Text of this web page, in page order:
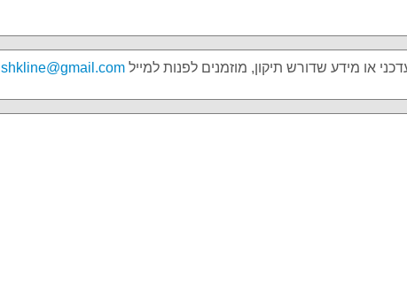
או מידע שדורש תיקון, מוזמנים לפנות למייל shkline@gmail.com